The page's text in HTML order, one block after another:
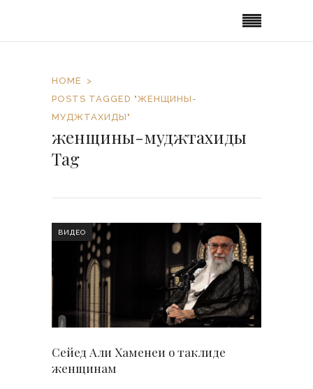
HOME
POSTS TAGGED "ЖЕНЩИНЫ-
МУДЖТАХИДЫ"
женщины-муджтахиды
Tag
ВИДЕО
Сейед Али Хаменеи о таклиде
женщинам